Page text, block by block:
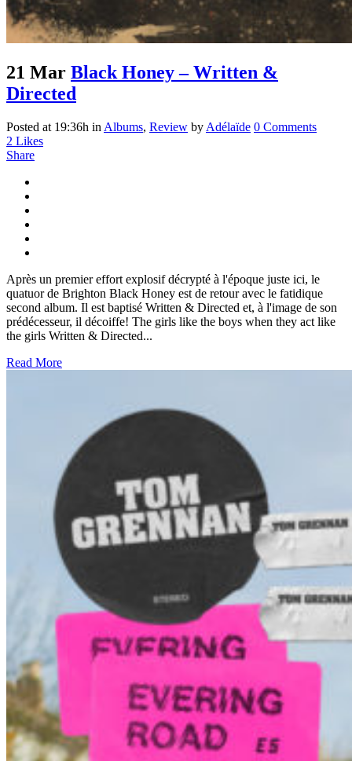
21 Mar Black Honey – Written &
Directed
Posted at 19:36h in Albums, Review by Adélaïde 0 Comments
2 Likes
Share
Après un premier effort explosif décrypté à l'époque juste ici, le
quatuor de Brighton Black Honey est de retour avec le fatidique
second album. Il est baptisé Written & Directed et, à l'image de son
prédécesseur, il décoiffe! The girls like the boys when they act like
the girls Written & Directed...
Read More